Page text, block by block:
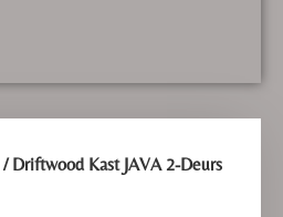
/ Driftwood Kast JAVA 2-Deurs